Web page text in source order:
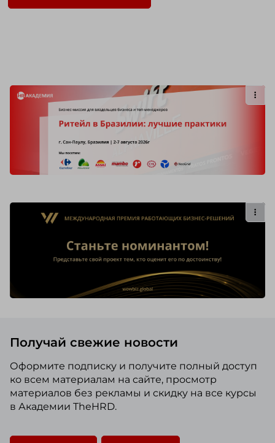
Получай свежие новости
Оформите подписку и получите полный доступ
ко всем материалам на сайте, просмотр
материалов без рекламы и скидку на все курсы
в Академии TheHRD.